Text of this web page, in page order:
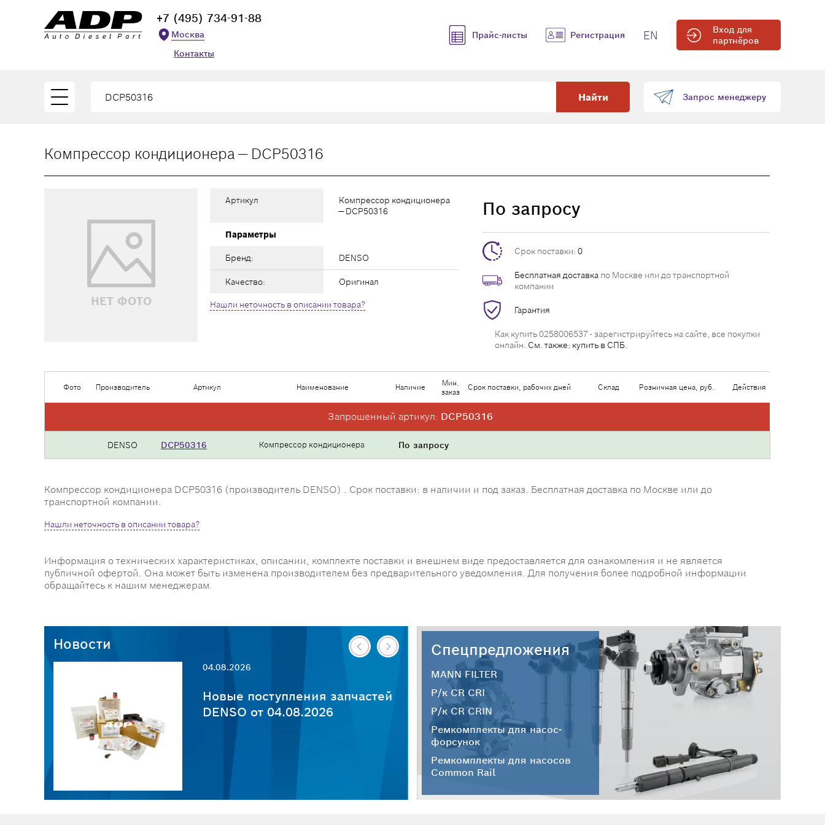
+7 (495) 734-91-88
Москва
Контакты
Прайс-листы Регистрация EN
Вход для
партнёров
Найти Запрос менеджеру
Компрессор кондиционера — DCP50316
НЕТ ФОТО
Артикул
Компрессор кондиционера
— DCP50316
Параметры
Бренд: DENSO
Качество: Оригинал
Нашли неточность в описании товара?
По запросу
Срок поставки: 0
Бесплатная доставка по Москве или до транспортной
компании
Гарантия
Как купить 0258006537 - зарегистрируйтесь на сайте, все покупки
онлайн. См. также: купить в СПБ.
Фото Производитель Артикул Наименование Наличие
Мин.
заказ
Срок поставки, рабочих дней Склад Розничная цена, руб. Действия
Запрошенный артикул: DCP50316
DENSO DCP50316 Компрессор кондиционера По запросу
Компрессор кондиционера DCP50316 (производитель DENSO) . Срок поставки: в наличии и под заказ. Бесплатная доставка по Москве или до
транспортной компании.
Нашли неточность в описании товара?
Информация о технических характеристиках, описании, комплекте поставки и внешнем виде предоставляется для ознакомления и не является
публичной офертой. Она может быть изменена производителем без предварительного уведомления. Для получения более подробной информации
обращайтесь к нашим менеджерам.
Новости
04.08.2026
Новые поступления запчастей
DENSO от 04.08.2026
30.07.2026
Новые поступления запчастей
HC-CARGO от 30.07.2026
Спецпредложения
MANN FILTER
Р/к CR CRI
Р/к CR CRIN
Ремкомплекты для насос-
форсунок
Ремкомплекты для насосов
Common Rail